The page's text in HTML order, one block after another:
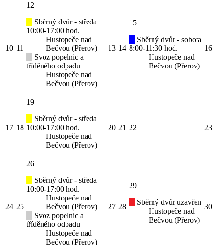
10 11
12
Sběrný dvůr - středa
10:00-17:00 hod.
Hustopeče nad
Bečvou (Přerov)
Svoz popelnic a
tříděného odpadu
Hustopeče nad
Bečvou (Přerov)
13 14
15
Sběrný dvůr - sobota
8:00-11:30 hod.
Hustopeče nad
Bečvou (Přerov)
16
17 18
19
Sběrný dvůr - středa
10:00-17:00 hod.
Hustopeče nad
Bečvou (Přerov)
20 21 22 23
24 25
26
Sběrný dvůr - středa
10:00-17:00 hod.
Hustopeče nad
Bečvou (Přerov)
Svoz popelnic a
tříděného odpadu
Hustopeče nad
Bečvou (Přerov)
27 28
29
Sběrný dvůr uzavřen
Hustopeče nad
Bečvou (Přerov)
30